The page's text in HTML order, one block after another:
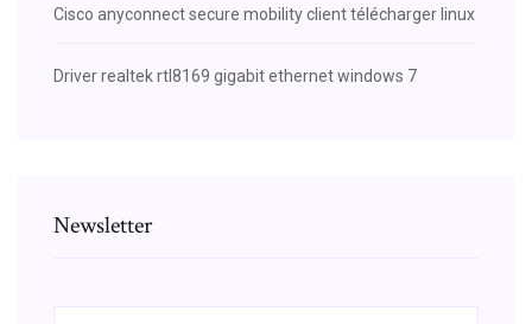
Cisco anyconnect secure mobility client télécharger linux
Driver realtek rtl8169 gigabit ethernet windows 7
Newsletter